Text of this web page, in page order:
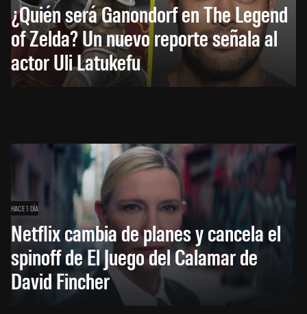
¿Quién será Ganondorf en The Legend
of Zelda? Un nuevo reporte señala al
actor Uli Latukefu
HACE 1 DÍA
Netflix cambia de planes y cancela el
spinoff de El Juego del Calamar de
David Fincher